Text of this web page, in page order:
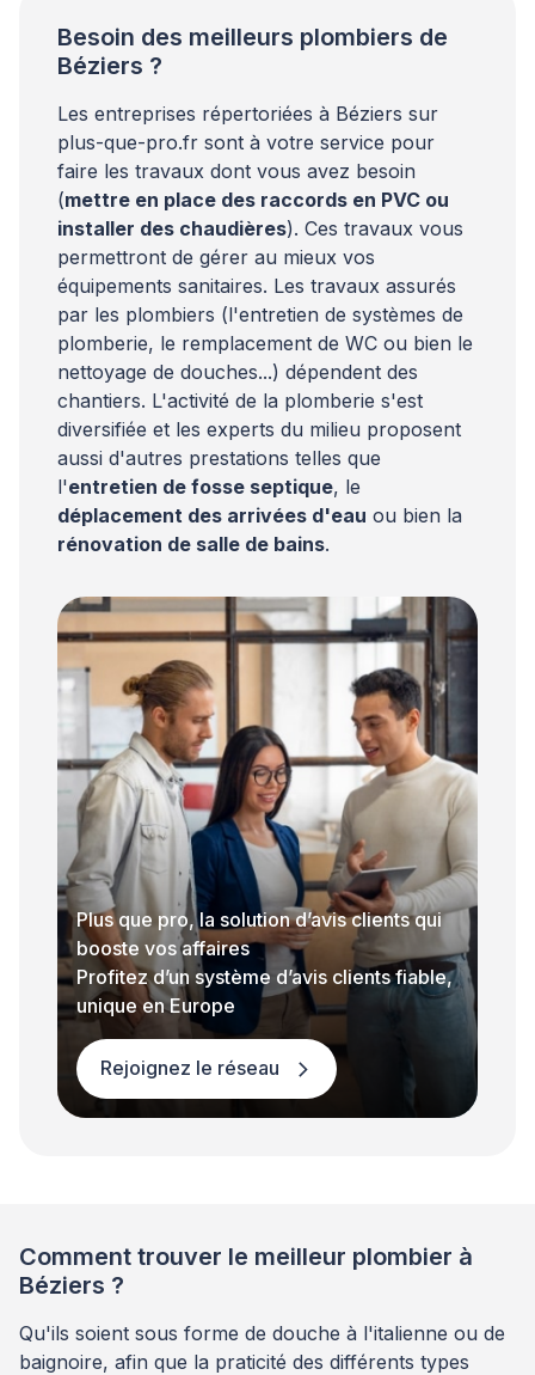
Besoin des meilleurs plombiers de
Béziers ?
Les entreprises répertoriées à Béziers sur
plus-que-pro.fr sont à votre service pour
faire les travaux dont vous avez besoin
(mettre en place des raccords en PVC ou
installer des chaudières). Ces travaux vous
permettront de gérer au mieux vos
équipements sanitaires. Les travaux assurés
par les plombiers (l'entretien de systèmes de
plomberie, le remplacement de WC ou bien le
nettoyage de douches...) dépendent des
chantiers. L'activité de la plomberie s'est
diversifiée et les experts du milieu proposent
aussi d'autres prestations telles que
l'entretien de fosse septique, le
déplacement des arrivées d'eau ou bien la
rénovation de salle de bains.
Plus que pro, la solution d’avis clients qui
booste vos affaires
Profitez d’un système d’avis clients fiable,
unique en Europe
Rejoignez le réseau
Comment trouver le meilleur plombier à
Béziers ?
Qu'ils soient sous forme de douche à l'italienne ou de
baignoire, afin que la praticité des différents types